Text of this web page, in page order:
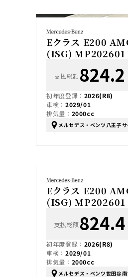
Eクラス E200
(ISG) MP202601
支払総額824.2
初年度登録： 2026(R8)
車検： 2029/01
排気量： 2000cc
メルセデス・ベンツ八王子
Eクラス E200
(ISG) MP202601
支払総額824.4
初年度登録： 2026(R8)
車検： 2029/01
排気量： 2000cc
メルセデス・ベンツ世田谷